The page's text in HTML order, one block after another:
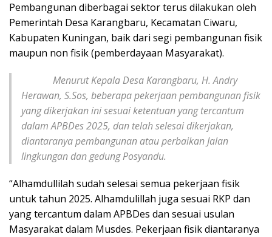
Pembangunan diberbagai sektor terus dilakukan oleh
Pemerintah Desa Karangbaru, Kecamatan Ciwaru,
Kabupaten Kuningan, baik dari segi pembangunan fisik
maupun non fisik (pemberdayaan Masyarakat).
Menurut Kepala Desa Karangbaru, H. Andry
Herawan, S.Sos, beberapa pekerjaan pembangunan fisik
yang dikerjakan ini sesuai ketentuan yang tercantum
dalam APBDes 2025, dan telah selesai dikerjakan,
diantaranya pembangunan atau perbaikan Jalan
lingkungan dan gedung Posyandu.
“Alhamdullilah sudah selesai semua pekerjaan fisik
untuk tahun 2025. Alhamdulillah juga sesuai RKP dan
yang tercantum dalam APBDes dan sesuai usulan
Masyarakat dalam Musdes. Pekerjaan fisik diantaranya